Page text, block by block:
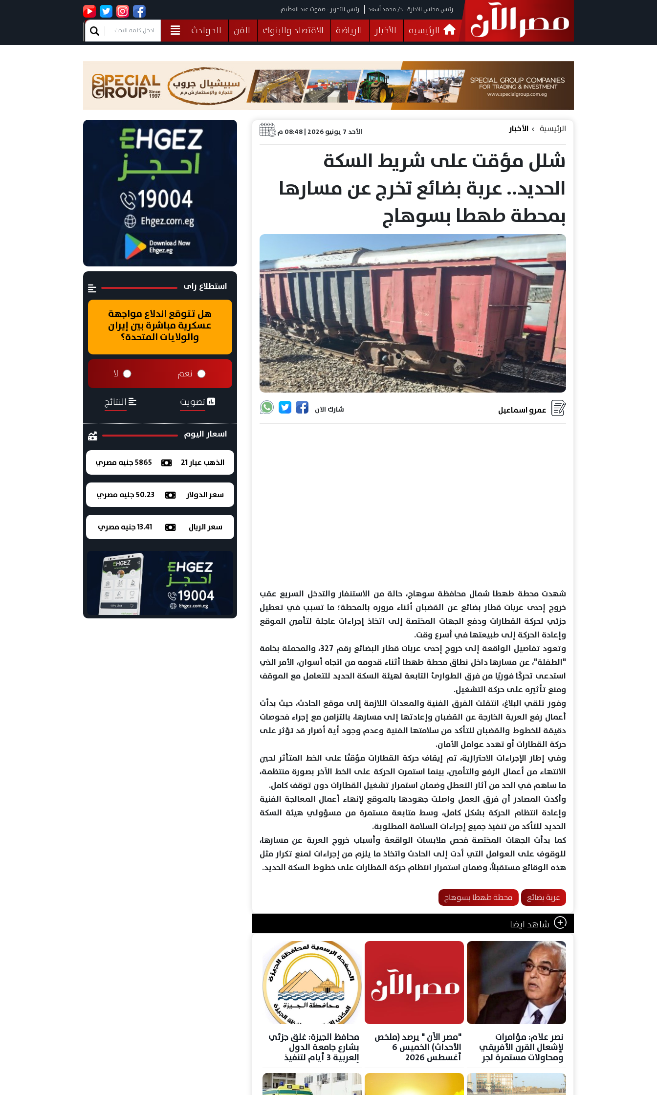
رئيس مجلس الادارة : د/ محمد أسعد رئيس التحرير : صفوت عبد العظيم
الرئيسيه الأخبار الرياضة الاقتصاد والبنوك الفن
الحوادث
فيديوهات
البرلمان صحة الثقافة خدمات منوعات
الأحد 7 يونيو 2026 | 08:48 م الرئيسية الأخبار
شلل مؤقت على شريط السكة
الحديد.. عربة بضائع تخرج عن مسارها
بمحطة طهطا بسوهاج
شارك الان عمرو اسماعيل
شهدت محطة طهطا شمال محافظة سوهاج، حالة من الاستنفار والتدخل السريع عقب
خروج إحدى عربات قطار بضائع عن القضبان أثناء مروره بالمحطة؛ ما تسبب في تعطيل
جزئي لحركة القطارات ودفع الجهات المختصة إلى اتخاذ إجراءات عاجلة لتأمين الموقع
وإعادة الحركة إلى طبيعتها في أسرع وقت.
وتعود تفاصيل الواقعة إلى خروج إحدى عربات قطار البضائع رقم 327، والمحملة بخامة
"الطفلة"، عن مسارها داخل نطاق محطة طهطا أثناء قدومه من اتجاه أسوان، الأمر الذي
استدعى تحركًا فوريًا من فرق الطوارئ التابعة لهيئة السكة الحديد للتعامل مع الموقف
ومنع تأثيره على حركة التشغيل.
وفور تلقي البلاغ، انتقلت الفرق الفنية والمعدات اللازمة إلى موقع الحادث، حيث بدأت
أعمال رفع العربة الخارجة عن القضبان وإعادتها إلى مسارها، بالتزامن مع إجراء فحوصات
دقيقة للخطوط والقضبان للتأكد من سلامتها الفنية وعدم وجود أية أضرار قد تؤثر على
حركة القطارات أو تهدد عوامل الأمان.
وفي إطار الإجراءات الاحترازية، تم إيقاف حركة القطارات مؤقتًا على الخط المتأثر لحين
الانتهاء من أعمال الرفع والتأمين، بينما استمرت الحركة على الخط الآخر بصورة منتظمة،
ما ساهم في الحد من آثار التعطل وضمان استمرار تشغيل القطارات دون توقف كامل.
وأكدت المصادر أن فرق العمل واصلت جهودها بالموقع لإنهاء أعمال المعالجة الفنية
وإعادة انتظام الحركة بشكل كامل، وسط متابعة مستمرة من مسؤولي هيئة السكة
الحديد للتأكد من تنفيذ جميع إجراءات السلامة المطلوبة.
كما بدأت الجهات المختصة فحص ملابسات الواقعة وأسباب خروج العربة عن مسارها،
للوقوف على العوامل التي أدت إلى الحادث واتخاذ ما يلزم من إجراءات لمنع تكرار مثل
هذه الوقائع مستقبلاً، وضمان استمرار انتظام حركة القطارات على خطوط السكة الحديد.
عربة بضائع محطة طهطا بسوهاج
شاهد ايضا
نصر علام: مؤامرات
لإشعال القرن الأفريقي
ومحاولات مستمرة لجر
عسكرية
"مصر الآن " يرصد (ملخص
الأحداث) الخميس 6
أغسطس 2026
محافظ الجيزة: غلق جزئي
بشارع جامعة الدول
العربية 3 أيام لتنفيذ
استطلاع راى
هل تتوقع اندلاع مواجهة
عسكرية مباشرة بين إيران
والولايات المتحدة؟
نعم لا
تصويت النتائج
اسعار اليوم
الذهب عيار 21 5865 جنيه مصري
سعر الدولار 50.23 جنيه مصري
سعر الريال 13.41 جنيه مصري